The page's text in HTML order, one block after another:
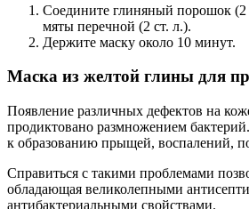
Соедините глиняный порошок (2
мяты перечной (2 ст. л.).
Держите маску около 10 минут.
Маска из желтой глины для
Появление различных дефектов на
продиктовано размножением
к образованию прыщей, воспалений,
Справиться с такими проблемами
обладающая великолепными
антибактериальными свойствами.